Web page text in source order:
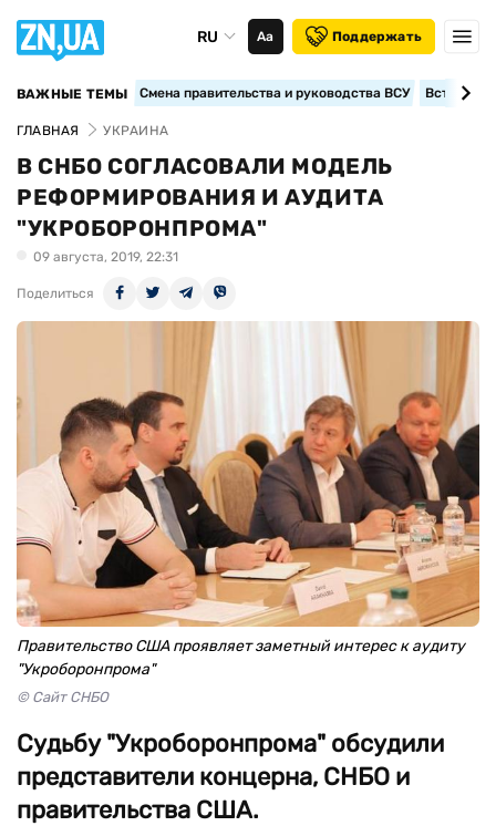
RU Аа Поддержать
ВАЖНЫЕ ТЕМЫ Смена правительства и руководства ВСУ
ГЛАВНАЯ УКРАИНА
В СНБО СОГЛАСОВАЛИ МОДЕЛЬ
РЕФОРМИРОВАНИЯ И АУДИТА
"УКРОБОРОНПРОМА"
09 августа, 2019, 22:31
Поделиться
Правительство США проявляет заметный интерес к аудиту
"Укроборонпрома"
© Сайт СНБО
Судьбу "Укроборонпрома" обсудили
представители концерна, СНБО и
правительства США.